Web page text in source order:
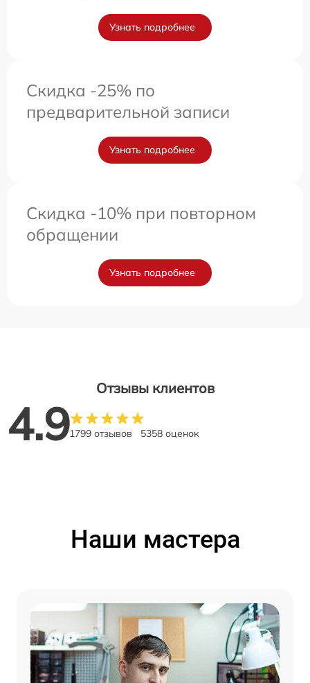
Узнать подробнее
Скидка -25% по
предварительной записи
Узнать подробнее
Скидка -10% при повторном
обращении
Узнать подробнее
Отзывы клиентов
4.91799 отзывов 5358 оценок
Наши мастера